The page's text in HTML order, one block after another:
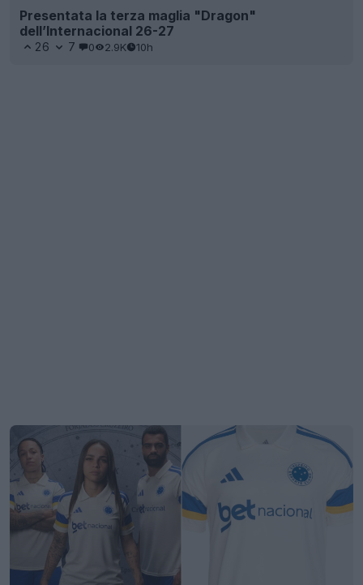
Presentata la terza maglia "Dragon"
dell’Internacional 26-27
26 7 0 2.9K 10h